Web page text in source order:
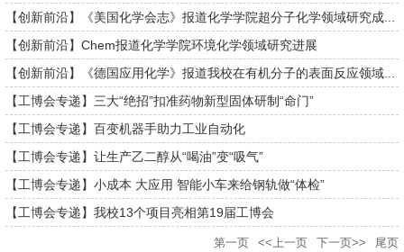
【创新前沿】《美国化学会志》报道化学学院超分子化学领域研究成...
【创新前沿】Chem报道化学学院环境化学领域研究进展
【创新前沿】《德国应用化学》报道我校在有机分子的表面反应领域...
【工博会专递】三大“绝招”扣准药物新型固体研制“命门”
【工博会专递】百变机器手助力工业自动化
【工博会专递】让生产乙二醇从“喝油”变“吸气”
【工博会专递】小成本 大应用 智能小车来给钢轨做“体检”
【工博会专递】我校13个项目亮相第19届工博会
第一页 <<上一页 下一页>> 尾页